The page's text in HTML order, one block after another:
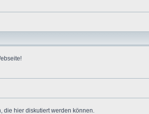
die hier diskutiert werden können.